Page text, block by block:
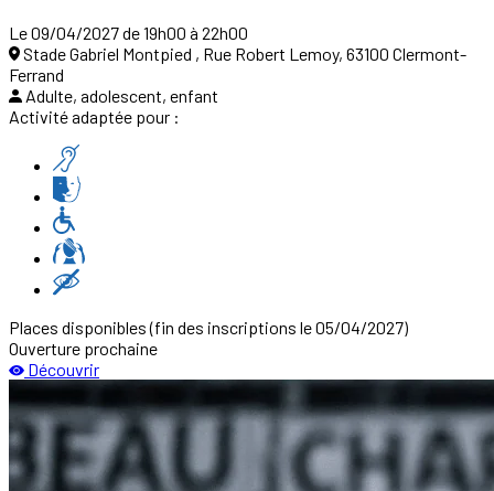
Le 09/04/2027 de 19h00 à 22h00
Stade Gabriel Montpied , Rue Robert Lemoy, 63100 Clermont-
Ferrand
Adulte, adolescent, enfant
Activité adaptée pour :
Places disponibles(fin des inscriptions le 05/04/2027)
Ouverture prochaine
Découvrir